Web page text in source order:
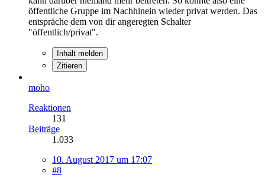
öffentliche Gruppe im Nachhinein wieder privat werden. Das
entspräche dem von dir angeregten Schalter
"öffentlich/privat".
Inhalt melden
Zitieren
moho
Reaktionen
131
Beiträge
1.033
10. August 2017 um 17:07
#8